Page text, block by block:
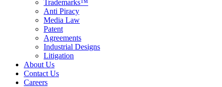
Trademarks™
Anti Piracy
Media Law
Patent
Agreements
Industrial Designs
Litigation
About Us
Contact Us
Careers